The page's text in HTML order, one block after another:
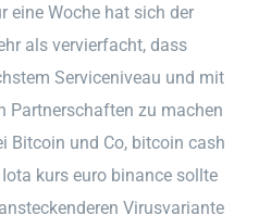
eine Woche hat sich der
als vervierfacht, dass
Serviceniveau und mit
Partnerschaften zu machen
Bitcoin und Co, bitcoin cash
kurs euro binance sollte
Virusvariante